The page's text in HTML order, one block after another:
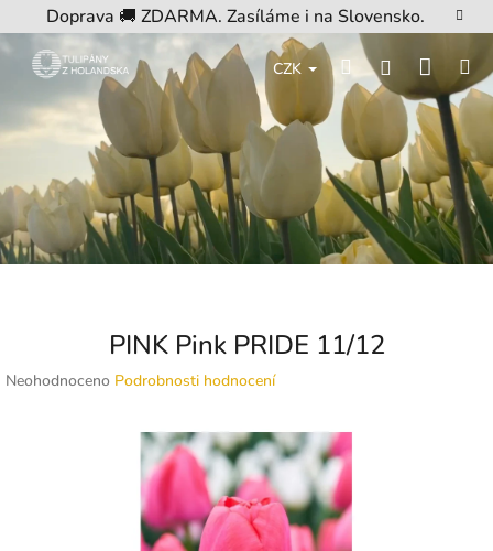
na
obsah
Doprava 🚚 ZDARMA. Zasíláme i na Slovensko.
CZK HledatPřihlášení
košík
PINK Pink PRIDE 11/12
Průměrné
Neohodnoceno Podrobnosti hodnocení